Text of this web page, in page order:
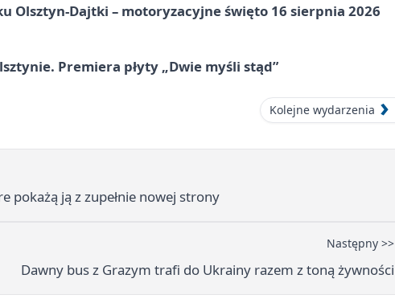
Olsztyn-Dajtki – motoryzacyjne święto 16 sierpnia 2026
Premiera płyty „Dwie myśli stąd”
Kolejne wydarzenia
pokażą ją z zupełnie nowej strony
Następny >>
Dawny bus z Grazym trafi do Ukrainy razem z toną żywności